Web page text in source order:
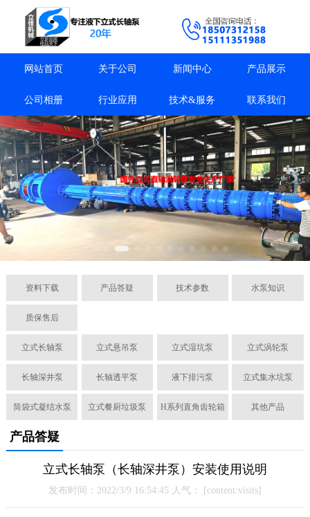
网站首页 关于公司 新闻中心 产品展示
公司相册 行业应用 技术&服务 联系我们
资料下载 产品答疑 技术参数 水泵知识
质保售后
立式长轴泵 立式悬吊泵 立式湿坑泵 立式涡轮泵
长轴深井泵 长轴透平泵 液下排污泵 立式集水坑泵
筒袋式凝结水泵 立式餐厨垃圾泵 H系列直角齿轮箱 其他产品
产品答疑
立式长轴泵（长轴深井泵）安装使用说明
发布时间：2022/3/9 16:54:45 人气： [content:visits]